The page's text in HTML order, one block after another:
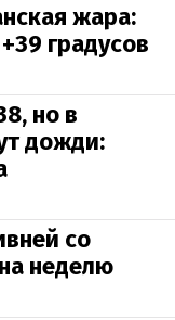
жара:
градусов
но в
дожди:
со
неделю